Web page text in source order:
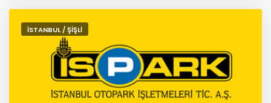
İSTANBUL / ŞİŞLİ